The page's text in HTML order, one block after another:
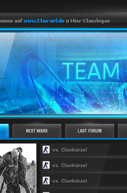
vs. Clankürzel
vs. Clankürzel
vs. Clankürzel